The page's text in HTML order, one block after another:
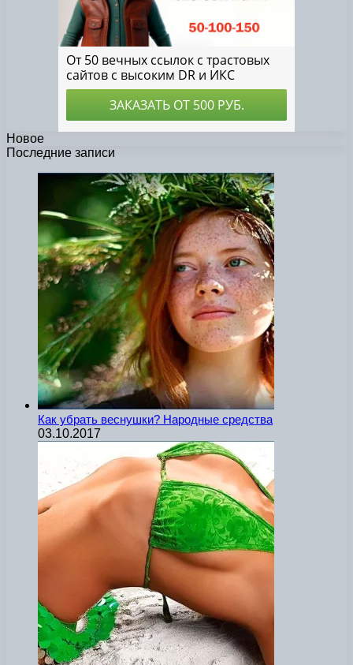
Новое
Последние записи
Как убрать веснушки? Народные средства
03.10.2017